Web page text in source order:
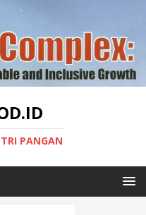
PANGAN